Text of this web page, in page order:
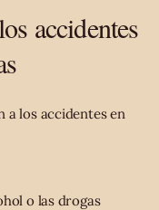
accidentes
a los accidentes en
o las drogas